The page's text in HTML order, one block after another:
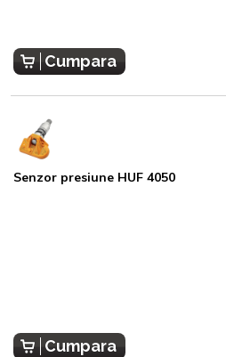
Cumpara
Senzor presiune HUF 4050
Cumpara